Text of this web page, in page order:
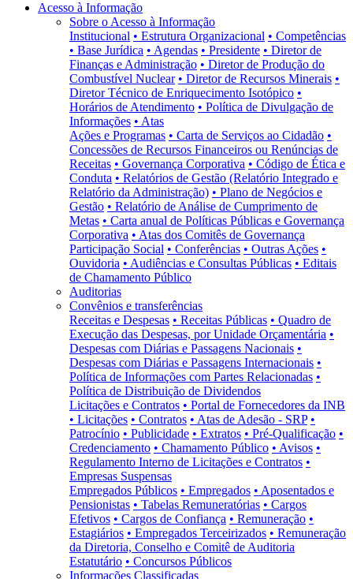
Acesso à Informação
Sobre o Acesso à Informação
Institucional • Estrutura Organizacional • Competências
• Base Jurídica • Agendas • Presidente • Diretor de
Finanças e Administração • Diretor de Produção do
Combustível Nuclear • Diretor de Recursos Minerais •
Diretor Técnico de Enriquecimento Isotópico •
Horários de Atendimento • Política de Divulgação de
Informações • Atas
Ações e Programas • Carta de Serviços ao Cidadão •
Concessões de Recursos Financeiros ou Renúncias de
Receitas • Governança Corporativa • Código de Ética e
Conduta • Relatórios de Gestão (Relatório Integrado e
Relatório da Administração) • Plano de Negócios e
Gestão • Relatório de Análise de Cumprimento de
Metas • Carta anual de Políticas Públicas e Governança
Corporativa • Atas dos Comitês de Governança
Participação Social • Conferências • Outras Ações •
Ouvidoria • Audiências e Consultas Públicas • Editais
de Chamamento Público
Auditorias
Convênios e transferências
Receitas e Despesas • Receitas Públicas • Quadro de
Execução das Despesas, por Unidade Orçamentária •
Despesas com Diárias e Passagens Nacionais •
Despesas com Diárias e Passagens Internacionais •
Política de Informações com Partes Relacionadas •
Política de Distribuição de Dividendos
Licitações e Contratos • Portal de Fornecedores da INB
• Licitações • Contratos • Atas de Adesão - SRP •
Patrocínio • Publicidade • Extratos • Pré-Qualificação •
Credenciamento • Chamamento Público • Avisos •
Regulamento Interno de Licitações e Contratos •
Empresas Suspensas
Empregados Públicos • Empregados • Aposentados e
Pensionistas • Tabelas Remuneratórias • Cargos
Efetivos • Cargos de Confiança • Remuneração •
Estagiários • Empregados Terceirizados • Remuneração
da Diretoria, Conselho e Comitê de Auditoria
Estatutário • Concursos Públicos
Informações Classificadas